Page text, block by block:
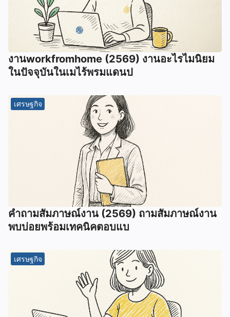
งานworkfromhome (2569) งานอะไรไมนิยม
ในปัจจุบันในเมไร้พรมแดนป
เศรษฐกิจ
คำถามสัมภาษณ์งาน (2569) ถามสัมภาษณ์งาน
พบบ่อยพร้อมเทคนิคตอบแบ
เศรษฐกิจ